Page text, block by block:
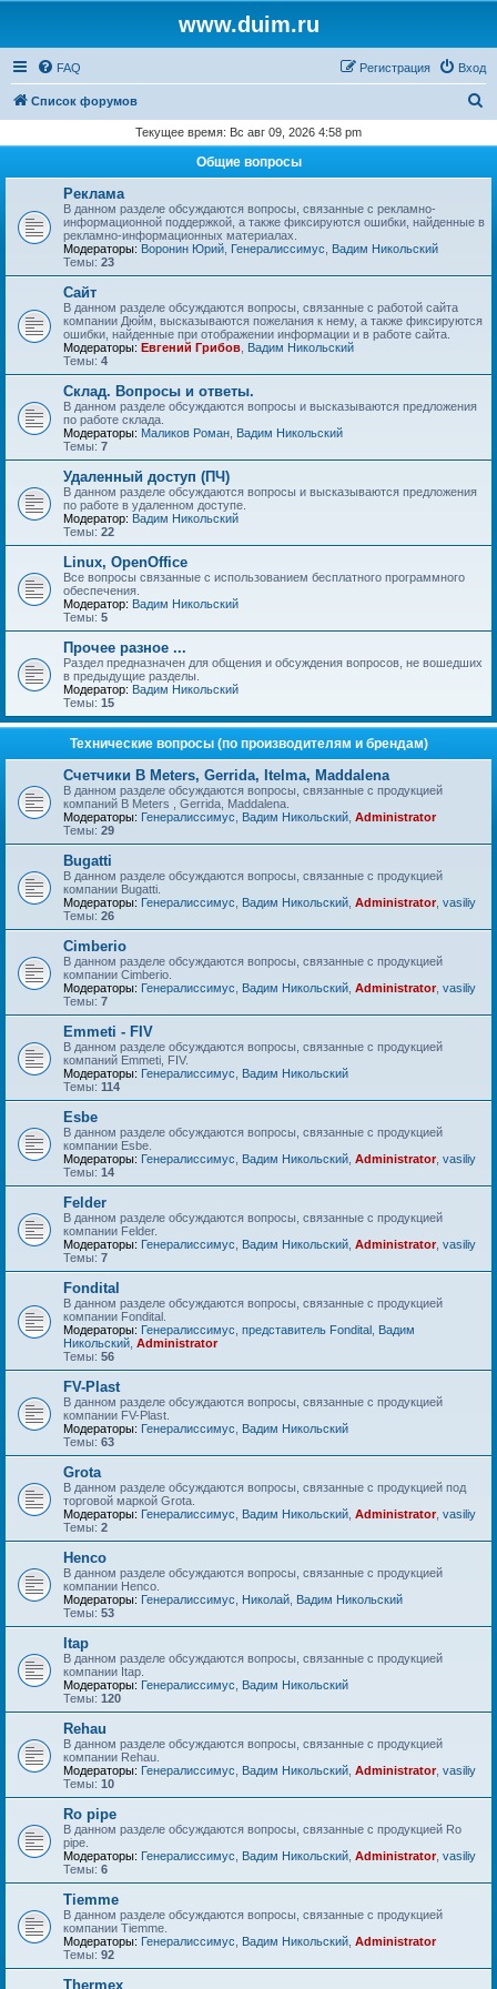
www.duim.ru
FAQ Вход
Регистрация
Список форумов
с
Текущее время: Вс авг 09, 2026 4:58 pm
Общие вопросы
Реклама
В данном разделе обсуждаются вопросы, связанные с рекламно-
информационной поддержкой, а также фиксируются ошибки, найденные в
рекламно-информационных материалах.
Модераторы: Воронин Юрий Генералиссимус
Вадим Никольский
Темы: 23
Сайт
В данном разделе обсуждаются вопросы, связанные с работой сайта
компании Дюйм, высказываются пожелания к нему, а также фиксируются
ошибки, найденные при отображении информации и в работе сайта.
Модераторы: Евгений Грибов Вадим Никольский
Темы: 4
Склад. Вопросы и ответы.
В данном разделе обсуждаются вопросы и высказываются предложения
по работе склада.
Модераторы: Маликов Роман Вадим Никольский
Темы: 7
Удаленный доступ (ПЧ)
В данном разделе обсуждаются вопросы и высказываются предложения
по работе в удаленном доступе.
Модератор: Вадим Никольский
Темы: 22
Linux, OpenOffice
Все вопросы связанные с использованием бесплатного программного
обеспечения.
Модератор: Вадим Никольский
Темы: 5
Прочее разное ...
Раздел предназначен для общения и обсуждения вопросов, не вошедших
в предыдущие разделы.
Модератор: Вадим Никольский
Темы: 15
Технические вопросы (по производителям и брендам)
Счетчики B Meters, Gerrida, Itelma, Maddalena
В данном разделе обсуждаются вопросы, связанные с продукцией
компаний B Meters , Gerrida, Maddalena.
Модераторы: Генералиссимус Вадим Никольский Administrator
Темы: 29
Bugatti
В данном разделе обсуждаются вопросы, связанные с продукцией
компании Bugatti.
Модераторы: Генералиссимус Вадим Никольский Administrator, vasiliy
Темы: 26
Cimberio
В данном разделе обсуждаются вопросы, связанные с продукцией
компании Cimberio.
Модераторы: Генералиссимус Вадим Никольский Administrator, vasiliy
Темы: 7
Emmeti - FIV
В данном разделе обсуждаются вопросы, связанные с продукцией
компаний Emmeti, FIV.
Модераторы: Генералиссимус
Вадим Никольский
Темы: 114
Esbe
В данном разделе обсуждаются вопросы, связанные с продукцией
компании Esbe.
Модераторы: Генералиссимус Вадим Никольский Administrator, vasiliy
Темы: 14
Felder
В данном разделе обсуждаются вопросы, связанные с продукцией
компании Felder.
Модераторы: Генералиссимус Вадим Никольский Administrator, vasiliy
Темы: 7
Fondital
В данном разделе обсуждаются вопросы, связанные с продукцией
компании Fondital.
Модераторы: Генералиссимус представитель Fondital Вадим
Никольский Administrator
Темы: 56
FV-Plast
В данном разделе обсуждаются вопросы, связанные с продукцией
компании FV-Plast.
Модераторы: Генералиссимус
Вадим Никольский
Темы: 63
Grota
В данном разделе обсуждаются вопросы, связанные с продукцией под
торговой маркой Grota.
Модераторы: Генералиссимус Вадим Никольский Administrator, vasiliy
Темы: 2
Henco
В данном разделе обсуждаются вопросы, связанные с продукцией
компании Henco.
Модераторы: Генералиссимус Николай Вадим Никольский
Темы: 53
Itap
В данном разделе обсуждаются вопросы, связанные с продукцией
компании Itap.
Модераторы: Генералиссимус
Вадим Никольский
Темы: 120
Rehau
В данном разделе обсуждаются вопросы, связанные с продукцией
компании Rehau.
Модераторы: Генералиссимус Вадим Никольский Administrator, vasiliy
Темы: 10
Ro pipe
В данном разделе обсуждаются вопросы, связанные с продукцией Ro
pipe.
Модераторы: Генералиссимус Вадим Никольский Administrator, vasiliy
Темы: 6
Tiemme
В данном разделе обсуждаются вопросы, связанные с продукцией
компании Tiemme.
Модераторы: Генералиссимус Вадим Никольский Administrator
Темы: 92
Thermex